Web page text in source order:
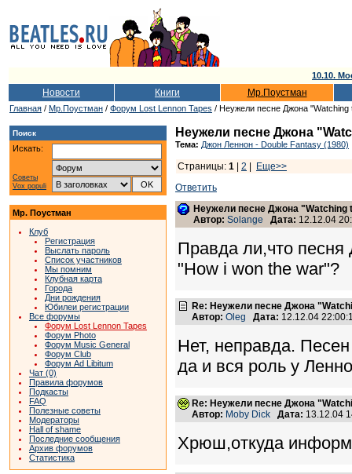
10.10.
Новости Книги Мр.Поустман
Главная / Мр.Поустман / Форум Lost Lennon Tapes / Неужели песне Джона "Watching
Поиск
Искать:
Советы
Vox populi
Мр. Поустман
Клуб
Регистрация
Выслать пароль
Список участников
Мы помним
Клубная карта
Города
Дни рождения
Юбилеи регистрации
Все форумы
Форум Lost Lennon Tapes
Форум Photo
Форум Music General
Форум Club
Форум Ad Libitum
Чат (0)
Правила форумов
Подкасты
FAQ
Полезные советы
Модераторы
Hall of shame
Последние сообщения
Архив форумов
Статистика
Неужели песне Джона
Тема: Джон Леннон - Double Fantasy (1980)
Страницы: 1 2
Еще>>
Ответить
Неужели песне Джона "Watching
Автор: Solange Дата: 12.12.04
Правда ли,что
"How i won the war"?
Re: Неужели песне Джона
Автор: Oleg Дата: 12.12.04
Нет, неправда.
да и вся роль у
Re: Неужели песне Джона
Автор: Moby Dick Дата: 13.12.04
Хрюш,откуда